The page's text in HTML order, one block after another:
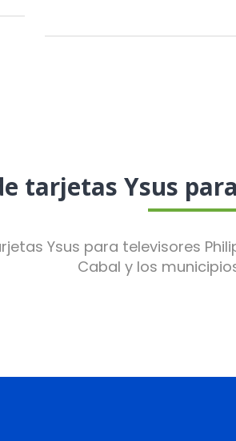
tarjetas Ysus
Ysus para televisores
Cabal y los